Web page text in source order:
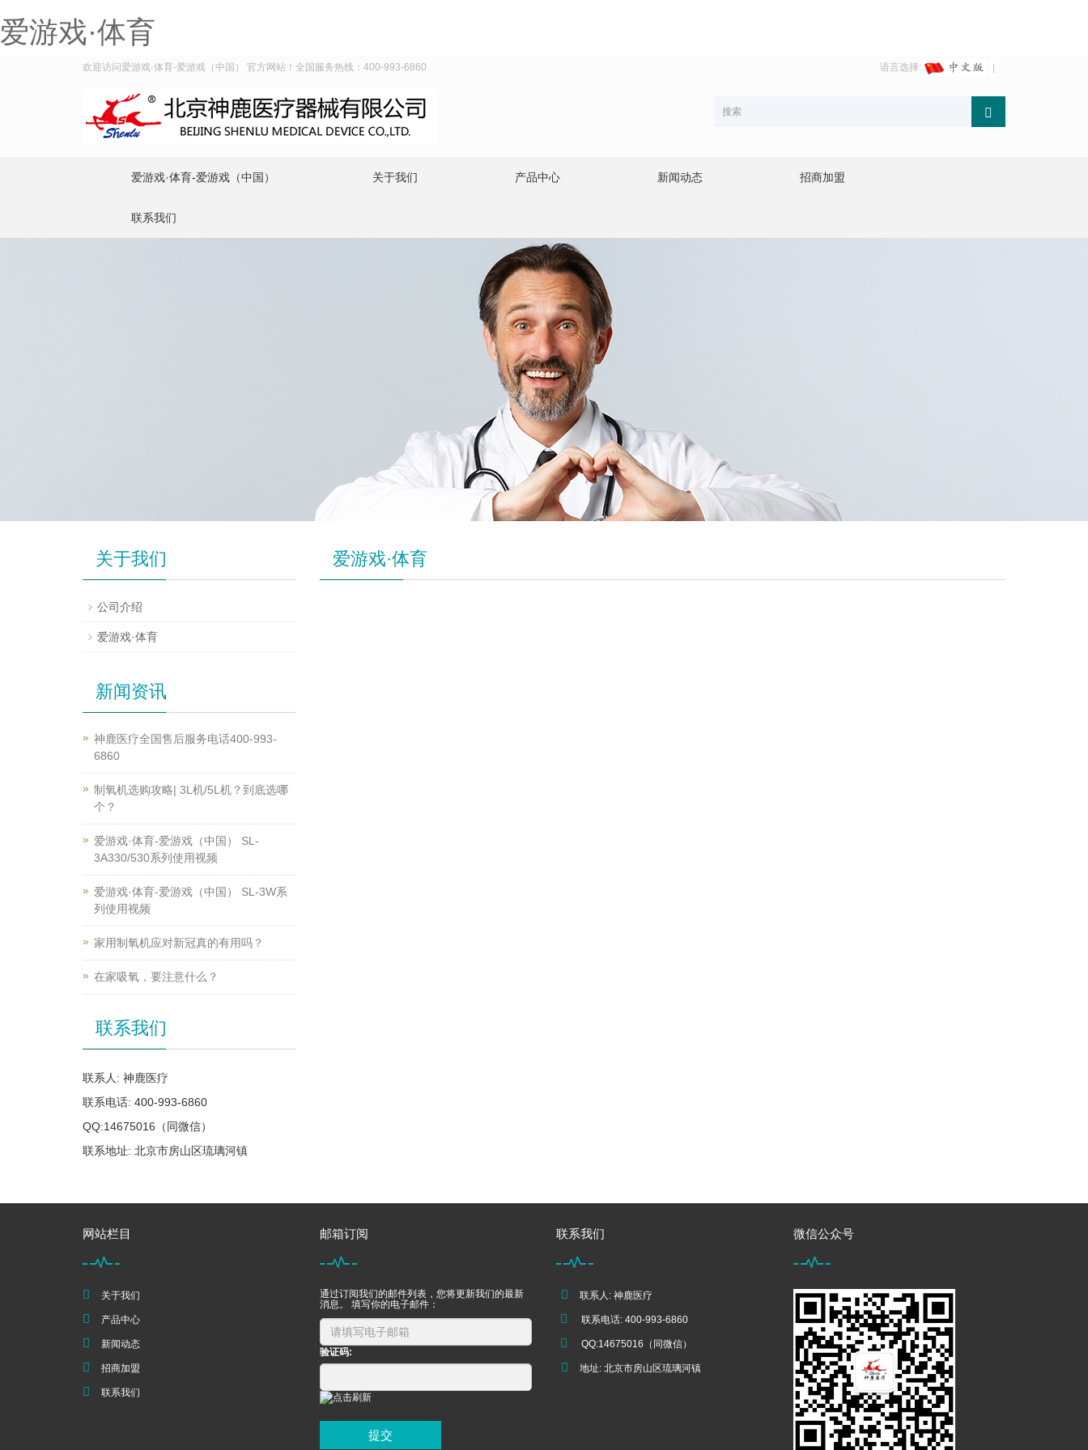
爱游戏·体育
欢迎访问爱游戏·体育-爱游戏（中国） 官方网站！全国服务热线：400-993-6860 语言选择:
爱游戏·体育-爱游戏（中国） 关于我们 产品中心 新闻动态 招商加盟
联系我们
爱游戏·体育
关于我们
公司介绍
爱游戏·体育
新闻资讯
神鹿医疗全国售后服务电话400-993-
6860
制氧机选购攻略| 3L机/5L机？到底选哪
个？
爱游戏·体育-爱游戏（中国） SL-
3A330/530系列使用视频
爱游戏·体育-爱游戏（中国） SL-3W系
列使用视频
家用制氧机应对新冠真的有用吗？
在家吸氧，要注意什么？
联系我们
联系人: 神鹿医疗
联系电话: 400-993-6860
QQ:14675016（同微信）
联系地址: 北京市房山区琉璃河镇
网站栏目
关于我们
产品中心
新闻动态
招商加盟
联系我们
邮箱订阅
通过订阅我们的邮件列表，您将更新我们的最新
消息。 填写你的电子邮件：
验证码:
提交
联系我们
联系人: 神鹿医疗
联系电话: 400-993-6860
QQ:14675016（同微信）
地址: 北京市房山区琉璃河镇
微信公众号